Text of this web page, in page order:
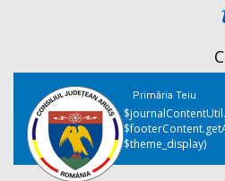
Primăria Teiu
$theme_display)